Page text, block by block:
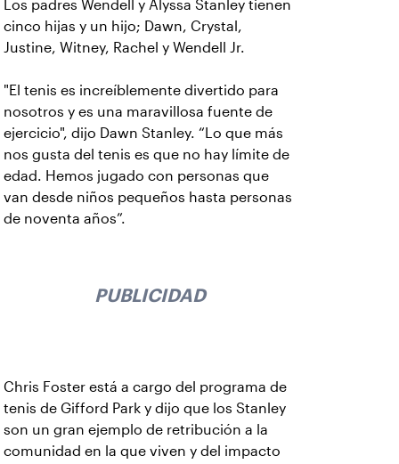
Los padres Wendell y Alyssa Stanley tienen
cinco hijas y un hijo; Dawn, Crystal,
Justine, Witney, Rachel y Wendell Jr.
"El tenis es increíblemente divertido para
nosotros y es una maravillosa fuente de
ejercicio", dijo Dawn Stanley. “Lo que más
nos gusta del tenis es que no hay límite de
edad. Hemos jugado con personas que
van desde niños pequeños hasta personas
de noventa años”.
PUBLICIDAD
Chris Foster está a cargo del programa de
tenis de Gifford Park y dijo que los Stanley
son un gran ejemplo de retribución a la
comunidad en la que viven y del impacto